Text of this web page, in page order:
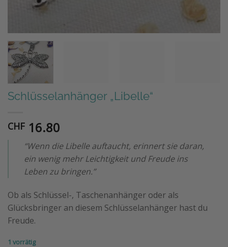
Schlüsselanhänger „Libelle“
CHF 16.80
“Wenn die Libelle auftaucht, erinnert sie daran,
ein wenig mehr Leichtigkeit und Freude ins
Leben zu bringen.”
Ob als Schlüssel-, Taschenanhänger oder als
Glücksbringer an diesem Schlüsselanhänger hast du
Freude.
1 vorrätig